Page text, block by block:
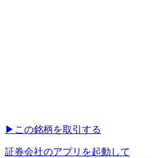
▶︎ この銘柄を取引する
証券会社のアプリを起動して